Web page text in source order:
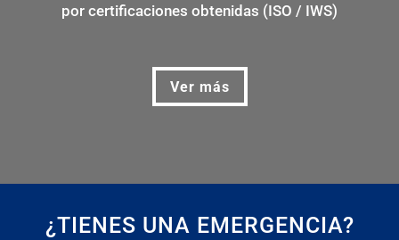
por certificaciones obtenidas (ISO / IWS)
Ver más
¿TIENES UNA EMERGENCIA?